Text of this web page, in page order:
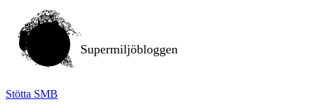
Supermiljöbloggen
Stötta SMB